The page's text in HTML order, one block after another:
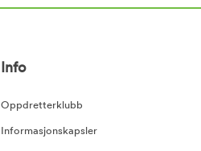
Info
Oppdretterklubb
Informasjonskapsler